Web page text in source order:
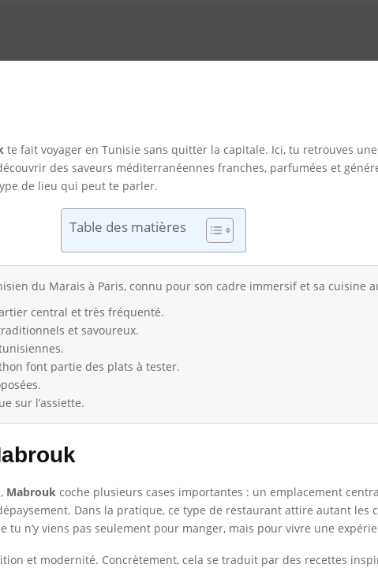
te fait voyager en Tunisie sans quitter la capitale. Ici, tu retrouves
des saveurs méditerranéennes franches, parfumées et
de lieu qui peut te parler.
Table des matières
du Marais à Paris, connu pour son cadre immersif et sa cuisine
central et très fréquenté.
et savoureux.
font partie des plats à tester.
sur l’assiette.
Mabrouk coche plusieurs cases importantes : un emplacement
Dans la pratique, ce type de restaurant attire autant les
tu n’y viens pas seulement pour manger, mais pour vivre une
et modernité. Concrètement, cela se traduit par des recettes